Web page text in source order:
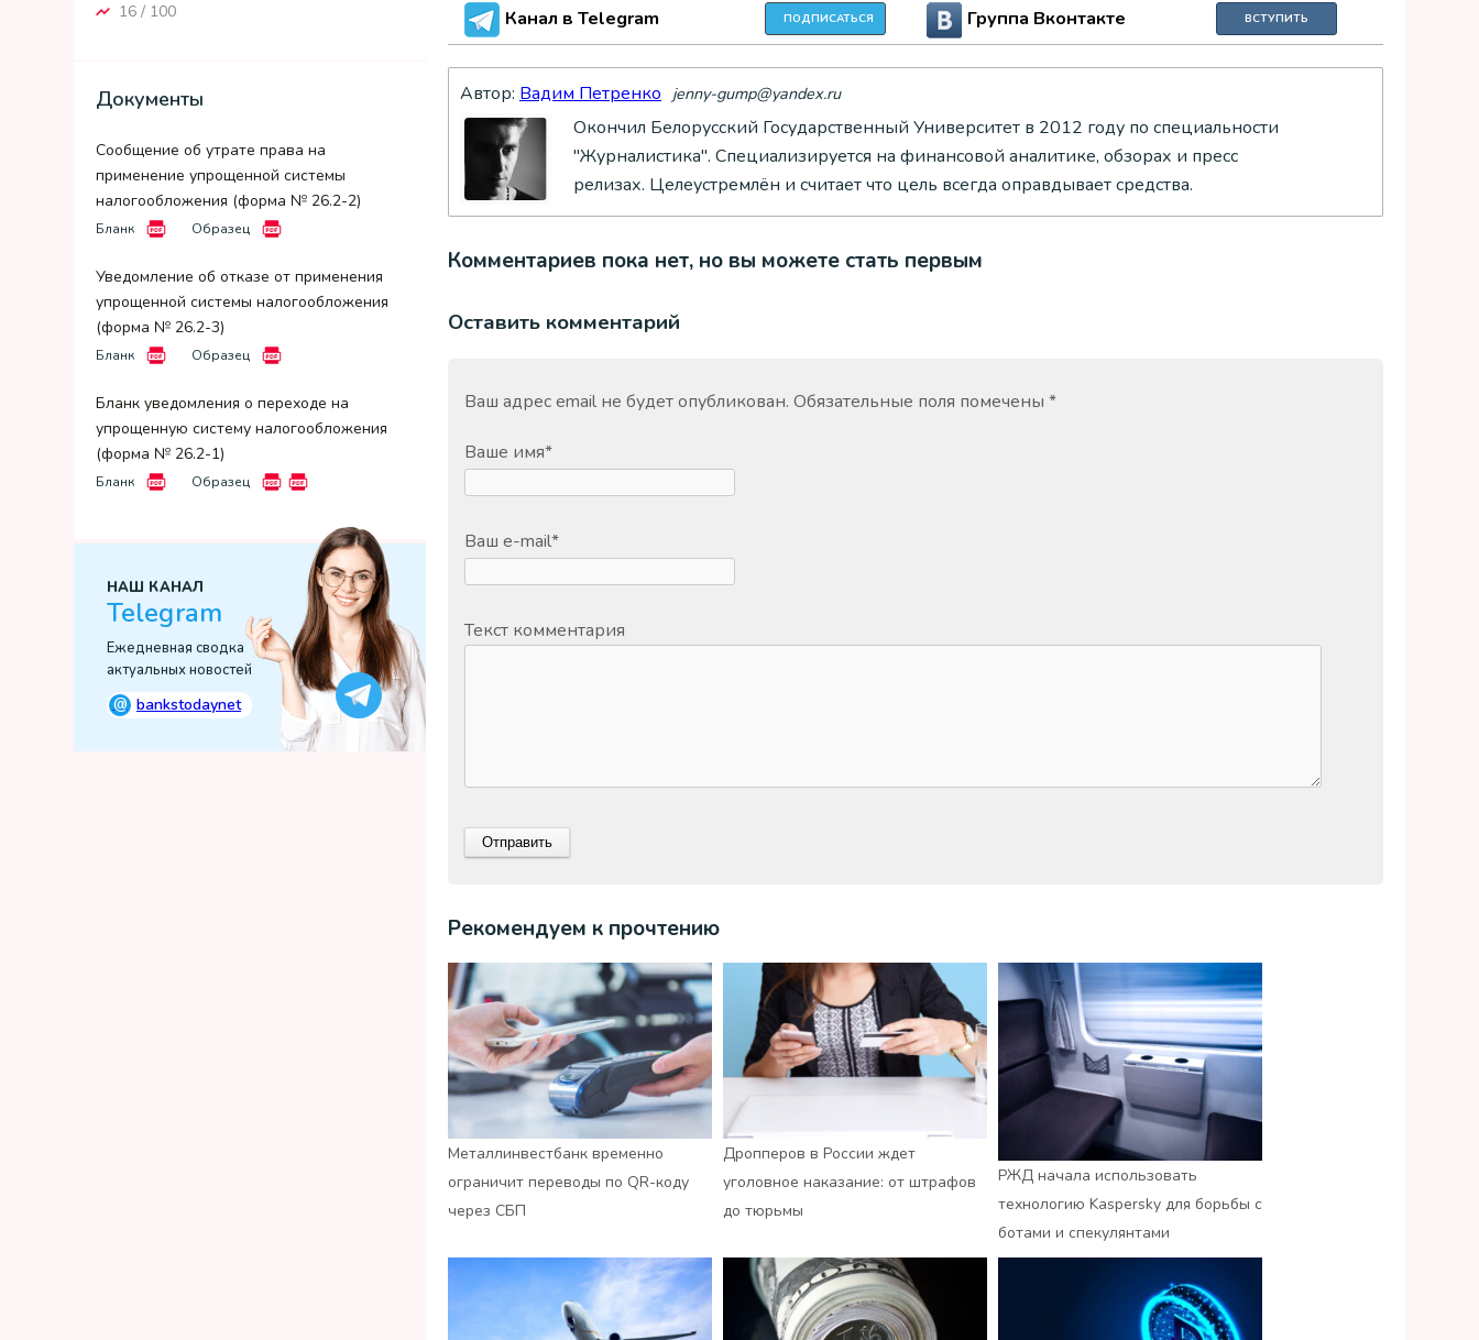
16 / 100
Документы
Сообщение об утрате права на
применение упрощенной системы
налогообложения (форма № 26.2-2)
Бланк Образец
Уведомление об отказе от применения
упрощенной системы налогообложения
(форма № 26.2-3)
Бланк Образец
Бланк уведомления о переходе на
упрощенную систему налогообложения
(форма № 26.2-1)
Бланк Образец
НАШ КАНАЛ
Telegram
Ежедневная сводка
актуальных новостей
@ bankstodaynet
Канал в Telegram ПОДПИСАТЬСЯ Группа Вконтакте ВСТУПИТЬ
Автор: Вадим Петренко jenny-gump@yandex.ru
Окончил Белорусский Государственный Университет в 2012 году по специальности
"Журналистика". Специализируется на финансовой аналитике, обзорах и пресс
релизах. Целеустремлён и считает что цель всегда оправдывает средства.
Комментариев пока нет, но вы можете стать первым
Оставить комментарий
Ваш адрес email не будет опубликован. Обязательные поля помечены *
Ваше имя*
Ваш e-mail*
Текст комментария
Рекомендуем к прочтению
Металлинвестбанк временно
ограничит переводы по QR-коду
через СБП
Дропперов в России ждет
уголовное наказание: от штрафов
до тюрьмы
РЖД начала использовать
технологию Kaspersky для борьбы с
ботами и спекулянтами